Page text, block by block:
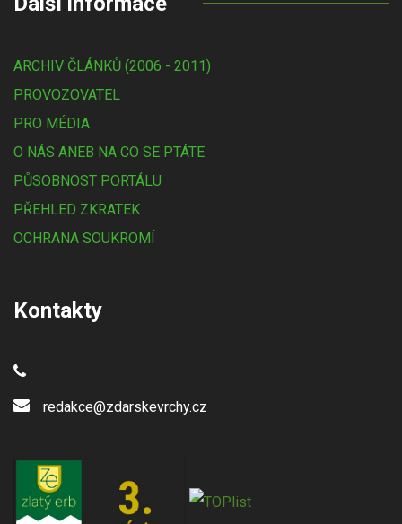
ARCHIV ČLÁNKŮ (2006 - 2011)
PROVOZOVATEL
PRO MÉDIA
O NÁS ANEB NA CO SE PTÁTE
PŮSOBNOST PORTÁLU
PŘEHLED ZKRATEK
OCHRANA SOUKROMÍ
Kontakty
redakce@zdarskevrchy.cz